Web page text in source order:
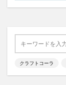
クラフトコーラ